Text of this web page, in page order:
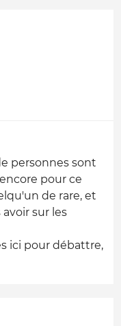
personnes sont
pour ce
de rare, et
sur les
ici pour débattre,